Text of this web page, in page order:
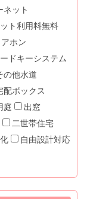
ネット
ト利用料無料
ホン
ドキーシステム
の他水道
配ボックス
庭
出窓
二世帯住宅
自由設計対応